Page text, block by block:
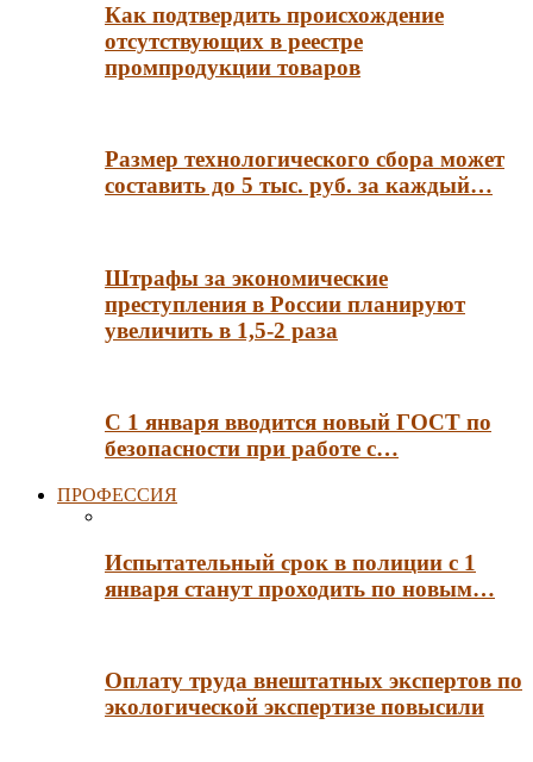
Как подтвердить происхождение
отсутствующих в реестре
промпродукции товаров
Размер технологического сбора может
составить до 5 тыс. руб. за каждый…
Штрафы за экономические
преступления в России планируют
увеличить в 1,5-2 раза
С 1 января вводится новый ГОСТ по
безопасности при работе с…
ПРОФЕССИЯ
Испытательный срок в полиции с 1
января станут проходить по новым…
Оплату труда внештатных экспертов по
экологической экспертизе повысили